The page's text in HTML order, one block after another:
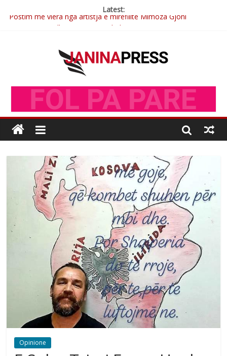
Latest:
Postim me vlera nga artistja e mirëfilltë Mimoza Gjoni
Nga poetja atdhetare Kumrie Shala -BOLL MO
Çlirimtari Mentor Mushkolaj nderohet me mirenjohje nga
Xhevdet Qeriqi Dega e invalidëve në Fushë Kosovë
Opinione